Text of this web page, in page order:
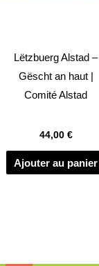
Lëtzbuerg Alstad –
Gëscht an haut |
Comité Alstad
44,00 €
Ajouter au panier